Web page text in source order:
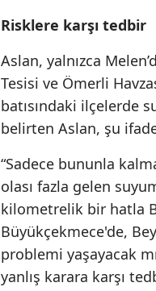
Risklere karşı tedbir
Aslan, yalnızca
Tesisi ve Ömerli
batısındaki ilçelerde
belirten Aslan, şu
“Sadece bununla
olası fazla gelen
kilometrelik bir hatla
Büyükçekmece'de,
problemi yaşayacak
yanlış karara karşı